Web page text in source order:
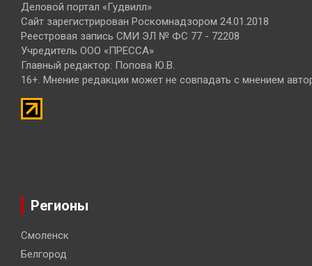
Деловой портал «Гудвилл»
Сайт зарегистрирован Роскомнадзором 24.01.2018
Реестровая запись СМИ ЭЛ № ФС 77 - 72208
Учредитель ООО «ПРЕССА»
Главный редактор: Попова Ю.В.
16+. Мнение редакции может не совпадать с мнением
Регионы
Смоленск
Белгород